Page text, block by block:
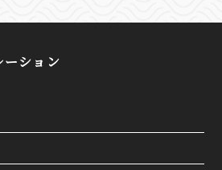
です🍻
客様はお早目のご予約をオス
はWeb予約にて承っておりま
来店お待ちしております‼️
ション